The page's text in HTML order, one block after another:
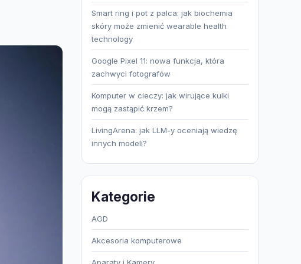
Smart ring i pot z palca: jak biochemia
skóry może zmienić wearable health
technology
Google Pixel 11: nowa funkcja, która
zachwyci fotografów
Komputer w cieczy: jak wirujące kulki
mogą zastąpić krzem?
LivingArena: jak LLM-y oceniają wiedzę
innych modeli?
Kategorie
AGD
Akcesoria komputerowe